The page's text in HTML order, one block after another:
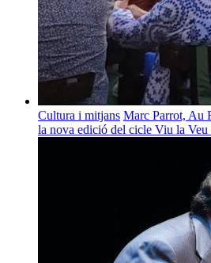
Cultura i mitjans Marc Parrot, Au
la nova edició del cicle Viu la Veu